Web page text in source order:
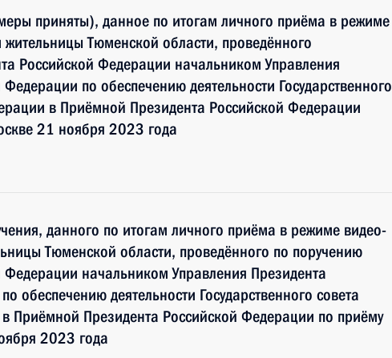
приняты), данное по итогам личного приёма в режиме
Тюменской области, проведённого
Российской Федерации начальником Управления
по обеспечению деятельности Государственного
в Приёмной Президента Российской Федерации
21 ноября 2023 года
данного по итогам личного приёма в режиме видео-
Тюменской области, проведённого по поручению
Федерации начальником Управления Президента
обеспечению деятельности Государственного совета
Приёмной Президента Российской Федерации по приёму
2023 года